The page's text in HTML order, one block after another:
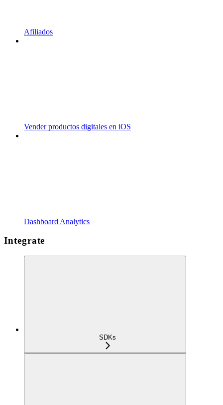
Afiliados
Vender productos digitales en iOS
Dashboard Analytics
Integrate
SDKs